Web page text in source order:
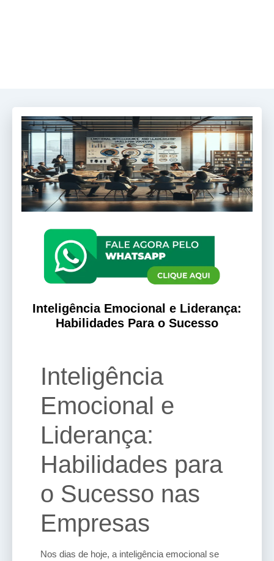
Inteligência Emocional e Liderança:
Habilidades Para o Sucesso
Inteligência
Emocional e
Liderança:
Habilidades para
o Sucesso nas
Empresas
Nos dias de hoje, a inteligência emocional se